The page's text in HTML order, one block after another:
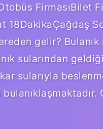
FirmasıBilet
18DakikaÇağdaş
gelir? Bulanık
sularından
sularıyla